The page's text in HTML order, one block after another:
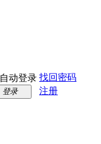
自动登录 找回密码
登录
注册